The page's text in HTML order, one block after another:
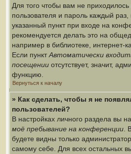
Для того чтобы вам не приходилось
пользователя и пароль каждый
указанный пункт при входе на
рекомендуется делать это на
например в библиотеке, интернет-
Если пунктАвтоматически
посещении отсутствует, значит,
функцию.
Вернуться к началу
» Как сделать, чтобы я не
пользователей?
В настройках личного раздела вы
моё пребывание на конференции .
будете видны только
самому себе. Для всех остальных